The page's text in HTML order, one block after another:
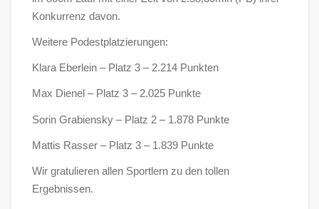
Konkurrenz davon.
Weitere Podestplatzierungen:
Klara Eberlein – Platz 3 – 2.214 Punkten
Max Dienel – Platz 3 – 2.025 Punkte
Sorin Grabiensky – Platz 2 – 1.878 Punkte
Mattis Rasser – Platz 3 – 1.839 Punkte
Wir gratulieren allen Sportlern zu den tollen
Ergebnissen.